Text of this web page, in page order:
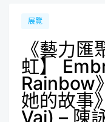
展覽
《藝力
虹】
Rainbow
她的故事
Vai) – 陳